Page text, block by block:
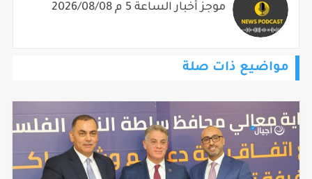
موجز أخبار الساعة 5 م 2026/08/08
مواضيع ذات صلة